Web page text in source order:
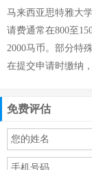
马来西亚思特雅大
请费通常在800至
2000马币。部分特
在提交申请时缴纳
免费评估